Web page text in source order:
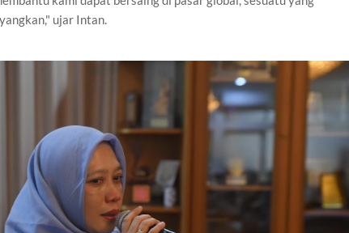
ujar Intan.